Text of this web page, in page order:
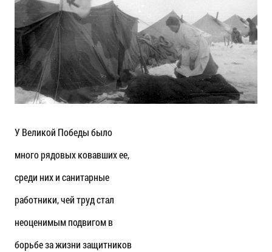
У Великой Победы было
много рядовых ковавших ее,
среди них и санитарные
работники, чей труд стал
неоценимым подвигом в
борьбе за жизни защитников